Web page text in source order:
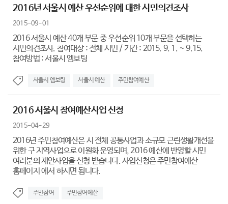
2016년 서울시 예산 우선순위에 대한 시민의견조사
2015-09-01
2016 서울시 예산 40개 부문 중 우선순위 10개 부문을 선택하는
시민의견조사. 참여대상 : 전체 시민 / 기간 : 2015. 9. 1. ~ 9.15.
참여방법 : 서울시 엠보팅
서울시 엠보팅 서울시 예산 주민참여예산
2016 서울시 참여예산사업 신청
2015-04-29
2016년 주민참여예산은 시 전체 공통사업과 소규모 근린생활개선을
위한 구 지역사업으로 이원화 운영되며, 2016 예산에 반영할 시민
여러분의 제안사업을 신청 받습니다. 사업신청은 주민참여예산
홈페이지 에서 하시면 됩니다.
주민참여 주민참여예산